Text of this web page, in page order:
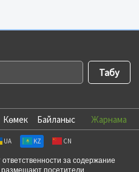
Көмек Байланыс Жарнама
UA KZ CN
за содержание